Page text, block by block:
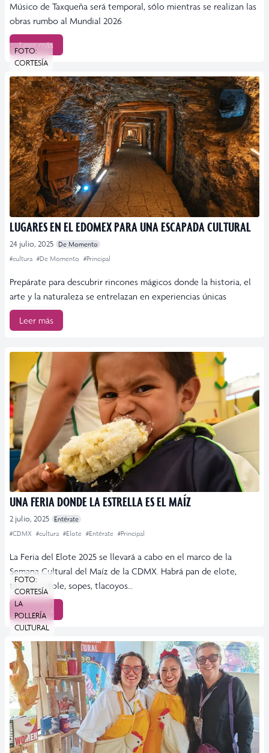
Músico de Taxqueña será temporal, sólo mientras se realizan las
obras rumbo al Mundial 2026
Leer más
FOTO:
CORTESÍA
LUGARES EN EL EDOMEX PARA UNA ESCAPADA CULTURAL
24 julio, 2025 De Momento
#cultura #De Momento #Principal
Prepárate para descubrir rincones mágicos donde la historia, el
arte y la naturaleza se entrelazan en experiencias únicas
Leer más
UNA FERIA DONDE LA ESTRELLA ES EL MAÍZ
2 julio, 2025 Entérate
#CDMX #cultura #Elote #Entérate #Principal
La Feria del Elote 2025 se llevará a cabo en el marco de la
Semana Cultural del Maíz de la CDMX. Habrá pan de elote,
tamales, atole, sopes, tlacoyos…
Leer más
FOTO:
CORTESÍA
LA
POLLERÍA
CULTURAL